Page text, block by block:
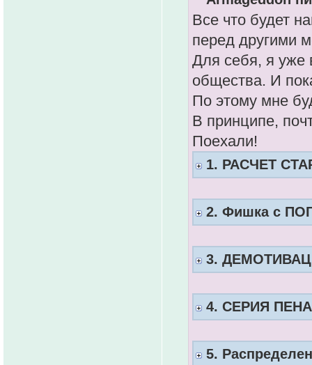
Все что будет
перед другими
Для себя, я уже
общества. И
По этому мне
В принципе,
Поехали!
1. РАСЧЕТ
2. Фишка с
3.
4. СЕРИЯ
5.